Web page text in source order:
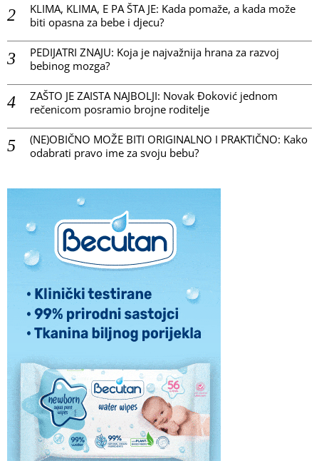
KLIMA, KLIMA, E PA ŠTA JE: Kada pomaže, a kada može
biti opasna za bebe i djecu?
PEDIJATRI ZNAJU: Koja je najvažnija hrana za razvoj
bebinog mozga?
ZAŠTO JE ZAISTA NAJBOLJI: Novak Đoković jednom
rečenicom posramio brojne roditelje
(NE)OBIČNO MOŽE BITI ORIGINALNO I PRAKTIČNO: Kako
odabrati pravo ime za svoju bebu?